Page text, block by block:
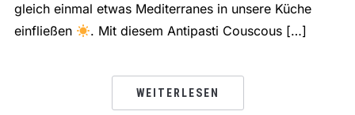
gleich einmal etwas Mediterranes in unsere Küche
einfließen
. Mit diesem Antipasti Couscous […]
WEITERLESEN